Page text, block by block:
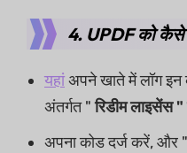
4. UPDF को कैसे
यहांअपने खाते में लॉग
अंतर्गत "रिडीम लाइसेंस
अपना कोड दर्ज करें, और